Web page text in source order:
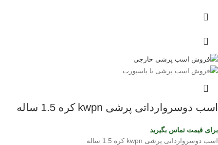
اسب دوسروارداتی پرشی kwpn کره 1.5 ساله
برای قیمت تماس بگیرید
اسب دوسروارداتی پرشی kwpn کره 1.5 ساله